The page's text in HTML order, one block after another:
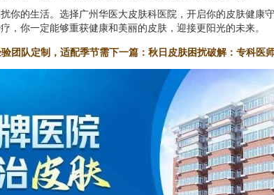
你的生活。选择广州华医大皮肤科医院，开启你的皮肤健康
，你一定能够重获健康和美丽的皮肤，迎接更阳光的未来。
下一篇： 秋日皮肤困扰破解：专科医
决高发皮肤不适
团队定制，适配季节需